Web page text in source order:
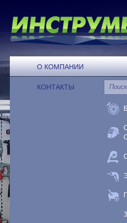
О КОМПАНИИ
КОНТАКТЫ